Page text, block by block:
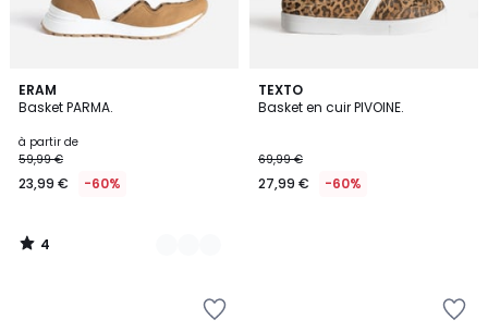
ERAM
Basket PARMA.
à partir de
59,99 €
23,99 € -60%
4
/
2
Couleurs
4
/
TEXTO
Basket en cuir PIVOINE.
69,99 €
27,99 € -60%